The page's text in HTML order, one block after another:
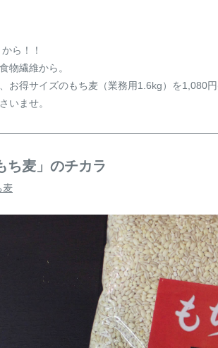
ら！！
物繊維から。
お得サイズのもち麦（業務用1.6kg）を1,080
いませ。
ち麦」のチカラ
麦